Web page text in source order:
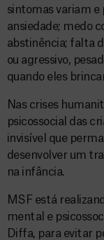
sintomas variam e
ansiedade; medo
abstinência; falta
ou agressivo,
quando eles
Nas crises
psicossocial das
invisível que
desenvolver um
na infância.
MSF está
mental e
Diffa, para evitar